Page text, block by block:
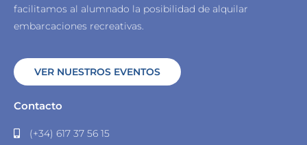
facilitamos al alumnado la posibilidad de alquilar
embarcaciones recreativas.
VER NUESTROS EVENTOS
Contacto
(+34) 617 37 56 15